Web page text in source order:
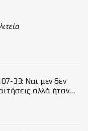
33: Ναι μεν δεν
αλλά ήταν…